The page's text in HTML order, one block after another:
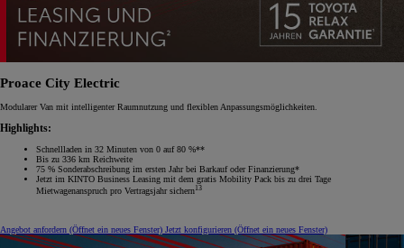
Proace City Electric
Modularer Van mit intelligenter Raumnutzung und flexiblen Anpassungsmöglichkeiten.
Highlights:
Schnellladen in 32 Minuten von 0 auf 80 %**
Bis zu 336 km Reichweite
75 % Sonderabschreibung im ersten Jahr bei Barkauf oder Finanzierung*
Jetzt im KINTO Business Leasing mit dem gratis Mobility Pack bis zu drei Tage
Mietwagenanspruch pro Vertragsjahr sichern13
Angebot anfordern (Öffnet ein neues Fenster) Jetzt konfigurieren (Öffnet ein neues Fenster)